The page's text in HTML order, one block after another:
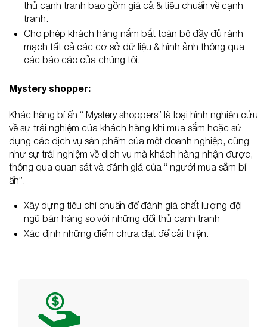
thủ cạnh tranh bao gồm giá cả & tiêu chuẩn về cạnh
tranh.
Cho phép khách hàng nắm bắt toàn bộ đầy đủ rành
mạch tất cả các cơ sở dữ liệu & hình ảnh thông qua
các báo cáo của chúng tôi.
Mystery shopper:
Khác hàng bí ẩn “ Mystery shoppers” là loại hình nghiên cứu
về sự trải nghiệm của khách hàng khi mua sắm hoặc sử
dụng các dịch vụ sản phẩm của một doanh nghiệp, cũng
như sự trải nghiệm về dịch vụ mà khách hàng nhận được,
thông qua quan sát và đánh giá của “ người mua sắm bí
ẩn”.
Xây dựng tiêu chí chuẩn để đánh giá chất lượng đội
ngũ bán hàng so với những đối thủ cạnh tranh
Xác định những điểm chưa đạt để cải thiện.